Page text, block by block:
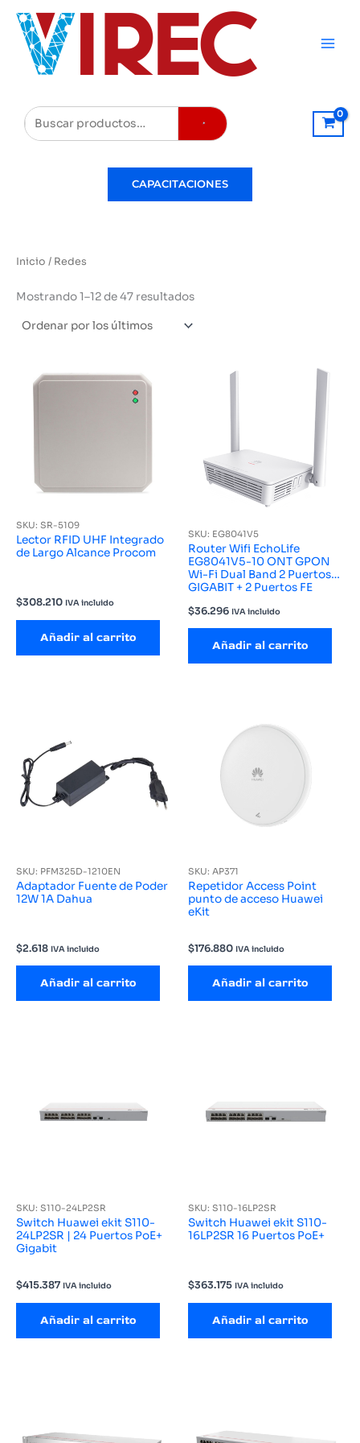
contenido
Buscar
CAPACITACIONES
Inicio / Redes
Mostrando 1–12 de 47 resultadosOrdenado
SKU: SR-5109
Lector RFID UHF Integrado
de Largo Alcance Procom
$308.210 IVA incluido
Añadir al carrito
SKU: EG8041V5
Router Wifi EchoLife
EG8041V5-10 ONT GPON
Wi-Fi Dual Band 2 Puertos
GIGABIT + 2 Puertos FE
$36.296 IVA incluido
Añadir al carrito
SKU: PFM325D-1210EN
Adaptador Fuente de Poder
12W 1A Dahua
$2.618 IVA incluido
Añadir al carrito
SKU: AP371
Repetidor Access Point
punto de acceso Huawei
eKit
$176.880 IVA incluido
Añadir al carrito
SKU: S110-24LP2SR
Switch Huawei ekit S110-
24LP2SR | 24 Puertos PoE+
Gigabit
$415.387 IVA incluido
Añadir al carrito
SKU: S110-16LP2SR
Switch Huawei ekit S110-
16LP2SR 16 Puertos PoE+
$363.175 IVA incluido
Añadir al carrito